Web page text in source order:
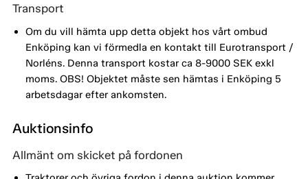
Transport
Om du vill hämta upp detta objekt hos vårt ombud
Enköping kan vi förmedla en kontakt till Eurotransport /
Norléns. Denna transport kostar ca 8-9000 SEK exkl
moms. OBS! Objektet måste sen hämtas i Enköping 5
arbetsdagar efter ankomsten.
Auktionsinfo
Allmänt om skicket på fordonen